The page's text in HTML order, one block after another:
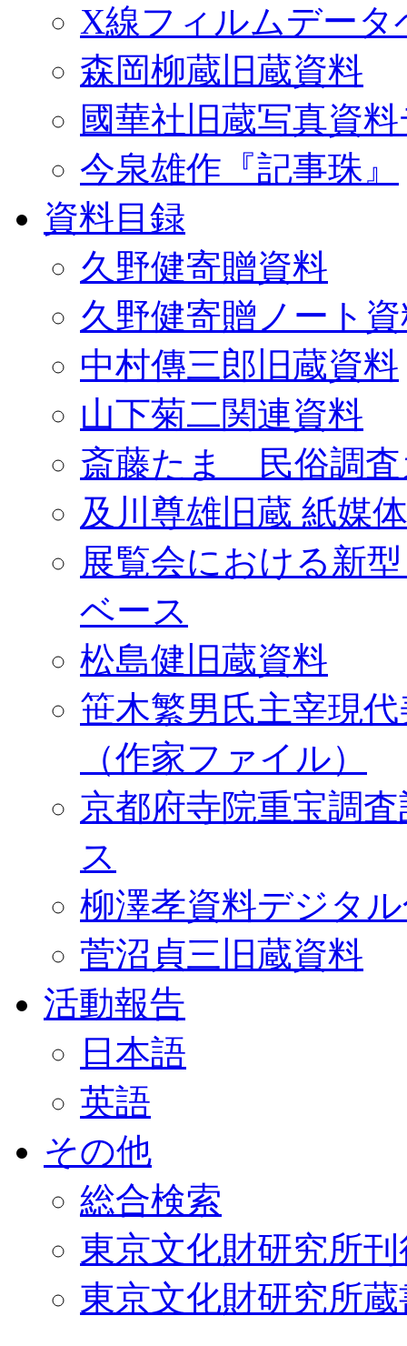
X線フィルムデータ
森岡柳蔵旧蔵資料
國華社旧蔵写真資
今泉雄作『記事珠』
資料目録
久野健寄贈資料
久野健寄贈ノート
中村傳三郎旧蔵資料
山下菊二関連資料
斎藤たま 民俗調査
及川尊雄旧蔵 紙媒
展覧会における新
ベース
松島健旧蔵資料
笹木繁男氏主宰現
（作家ファイル）
京都府寺院重宝調
ス
柳澤孝資料デジタ
菅沼貞三旧蔵資料
活動報告
日本語
英語
その他
総合検索
東京文化財研究所
東京文化財研究所